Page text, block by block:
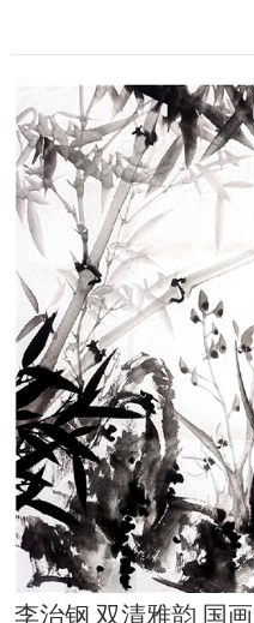
李治钢 双清雅韵 国画